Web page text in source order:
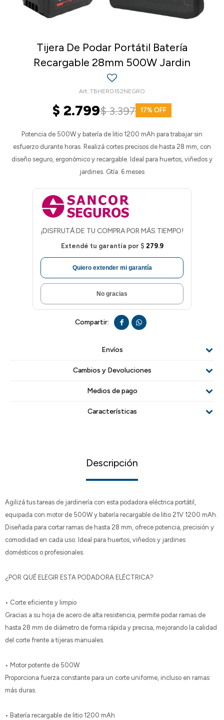
Tijera De Podar Portátil Batería
Recargable 28mm 500W Jardin
TBHER0152NEGRO
$ 2.799$3.397 17
Potencia de 500W y batería de litio 1200 mAh para trabajar sin
esfuerzo durante horas. Realizá cortes precisos de hasta 28 mm, con
diseño seguro, ergonómico y recargable. Ideal para huertos, viñedos y
jardines. Gtía: 6 meses
¡DISFRUTÁ DE TU COMPRA POR MÁS TIEMPO!
Extendé tu garantía por $ 279.9
Quiero extender mi garantía
No gracias
 
Envíos
Cambios y Devoluciones
Medios de pago
Características
Descripción
Agilizá tus tareas de jardinería con esta podadora eléctrica portátil,
equipada con motor de 500W y batería recargable de litio 21V 1200 mAh.
Diseñada para cortar ramas de hasta 28 mm, ofrece potencia, precisión y
comodidad en cada uso. Ideal para huertos, viñedos y jardines
domésticos o profesionales.
¿POR QUÉ ELEGIR ESTA PODADORA ELÉCTRICA?
• Corte eficiente y limpio
Gracias a su hoja de acero de alta resistencia, permite podar ramas de
hasta 28 mm de diámetro de forma rápida y precisa, mejorando la calidad
del corte frente a tijeras manuales.
• Motor potente de 500W
Proporciona fuerza constante para un corte uniforme, incluso en ramas
más duras.
• Batería recargable de litio 1200 mAh